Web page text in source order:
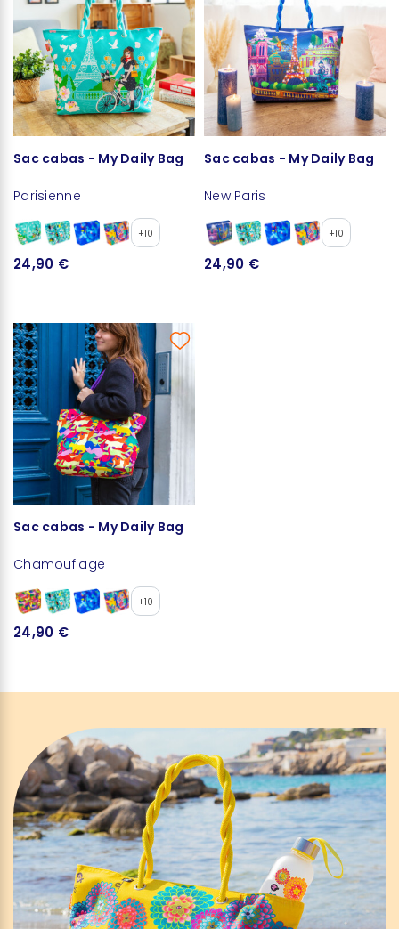
Sac cabas - My Daily Bag
Parisienne
+10
24,90 €
Sac cabas - My Daily Bag
New Paris
+10
24,90 €
Sac cabas - My Daily Bag
Chamouflage
+10
24,90 €